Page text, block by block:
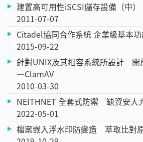
建置高可用性iSCSI儲存設備（中）
2011-07-07
Citadel協同合作系統 企業級基本
2015-09-22
針對UNIX及其相容系統所設計 開
—ClamAV
2010-03-30
NEITHNET 全套式防禦 缺資安人
2022-05-01
檔案嵌入浮水印防變造 萃取比對